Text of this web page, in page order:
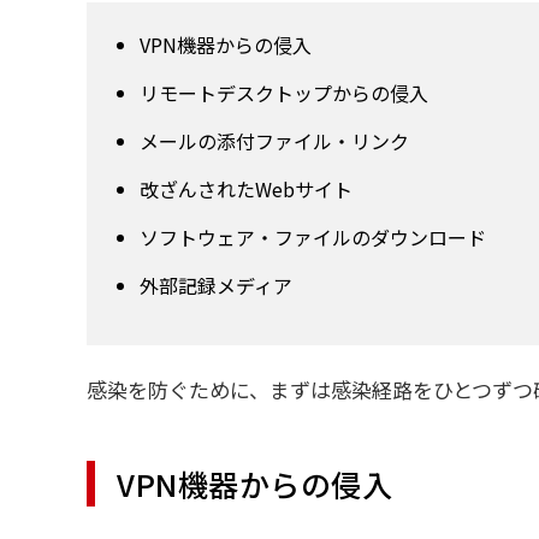
VPN機器からの侵入
リモートデスクトップからの侵入
メールの添付ファイル・リンク
改ざんされたWebサイト
ソフトウェア・ファイルのダウンロード
外部記録メディア
感染を防ぐために、まずは感染経路をひとつずつ
VPN機器からの侵入